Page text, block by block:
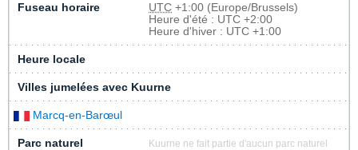
Fuseau horaire UTC +1:00 (Europe/Brussels)
Heure d'été : UTC +2:00
Heure d'hiver : UTC +1:00
Heure locale
Villes jumelées avec Kuurne
Marcq-en-Barœul
Parc naturel Kuurne ne fait partie d'aucun parc naturel